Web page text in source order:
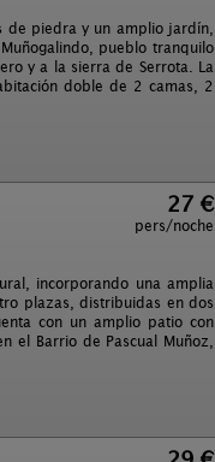
de piedra y un amplio jardín,
pueblo tranquilo
y a la sierra de Serrota. La
doble de 2 camas, 2
27 €
pers/noche
incorporando una amplia
plazas, distribuidas en dos
con un amplio patio con
el Barrio de Pascual Muñoz,